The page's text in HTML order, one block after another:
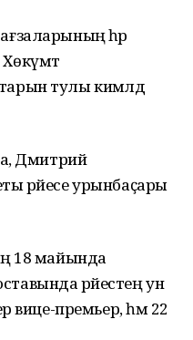
һәр
Хөкүмәт
тулы кимәлдә
Дмитрий
рәйесе урынбаҫары
18 майында
рәйестең ун
вице-премьер, һәм 22